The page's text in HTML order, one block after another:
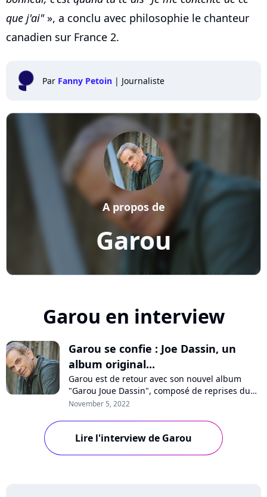
que j'ai"», a conclu avec philosophie le chanteur
canadien sur France 2.
Par Fanny Petoin | Journaliste
Garou
A propos de
Garou en interview
Garou se confie : Joe Dassin, un
album original...
Garou est de retour avec son nouvel album
"Garou Joue Dassin", composé de reprises du
célèbre chanteur disparu. En interview sur
bercé son enfance, nous raconte comment il a
réussi à les revisiter et révèle qu'il a écrit son
prochain album, composé de chans...
November 5, 2022
Lire l'interview de Garou